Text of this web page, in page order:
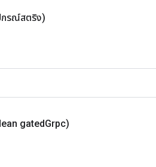
รณ์สตริง)
gatedGrpc)